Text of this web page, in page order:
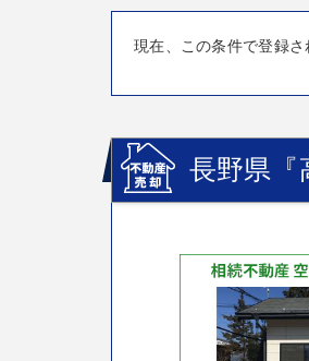
現在、この条件で登録さ
長野県『